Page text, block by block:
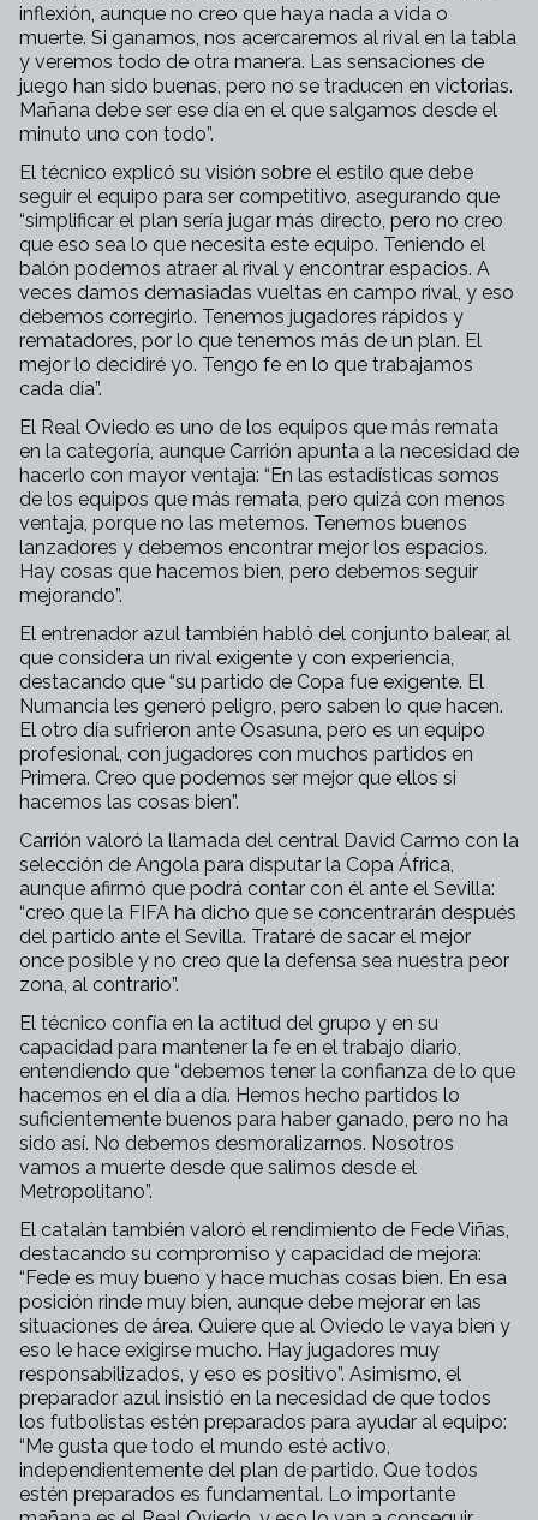
inflexión, aunque no creo que haya nada a vida o
muerte. Si ganamos, nos acercaremos al rival en la tabla
y veremos todo de otra manera. Las sensaciones de
juego han sido buenas, pero no se traducen en victorias.
Mañana debe ser ese día en el que salgamos desde el
minuto uno con todo”.
El técnico explicó su visión sobre el estilo que debe
seguir el equipo para ser competitivo, asegurando que
“simplificar el plan sería jugar más directo, pero no creo
que eso sea lo que necesita este equipo. Teniendo el
balón podemos atraer al rival y encontrar espacios. A
veces damos demasiadas vueltas en campo rival, y eso
debemos corregirlo. Tenemos jugadores rápidos y
rematadores, por lo que tenemos más de un plan. El
mejor lo decidiré yo. Tengo fe en lo que trabajamos
cada día”.
El Real Oviedo es uno de los equipos que más remata
en la categoría, aunque Carrión apunta a la necesidad de
hacerlo con mayor ventaja: “En las estadísticas somos
de los equipos que más remata, pero quizá con menos
ventaja, porque no las metemos. Tenemos buenos
lanzadores y debemos encontrar mejor los espacios.
Hay cosas que hacemos bien, pero debemos seguir
mejorando”.
El entrenador azul también habló del conjunto balear, al
que considera un rival exigente y con experiencia,
destacando que “su partido de Copa fue exigente. El
Numancia les generó peligro, pero saben lo que hacen.
El otro día sufrieron ante Osasuna, pero es un equipo
profesional, con jugadores con muchos partidos en
Primera. Creo que podemos ser mejor que ellos si
hacemos las cosas bien”.
Carrión valoró la llamada del central David Carmo con la
selección de Angola para disputar la Copa África,
aunque afirmó que podrá contar con él ante el Sevilla:
“creo que la FIFA ha dicho que se concentrarán después
del partido ante el Sevilla. Trataré de sacar el mejor
once posible y no creo que la defensa sea nuestra peor
zona, al contrario”.
El técnico confía en la actitud del grupo y en su
capacidad para mantener la fe en el trabajo diario,
entendiendo que “debemos tener la confianza de lo que
hacemos en el día a día. Hemos hecho partidos lo
suficientemente buenos para haber ganado, pero no ha
sido así. No debemos desmoralizarnos. Nosotros
vamos a muerte desde que salimos desde el
Metropolitano”.
El catalán también valoró el rendimiento de Fede Viñas,
destacando su compromiso y capacidad de mejora:
“Fede es muy bueno y hace muchas cosas bien. En esa
posición rinde muy bien, aunque debe mejorar en las
situaciones de área. Quiere que al Oviedo le vaya bien y
eso le hace exigirse mucho. Hay jugadores muy
responsabilizados, y eso es positivo”. Asimismo, el
preparador azul insistió en la necesidad de que todos
los futbolistas estén preparados para ayudar al equipo:
“Me gusta que todo el mundo esté activo,
independientemente del plan de partido. Que todos
estén preparados es fundamental. Lo importante